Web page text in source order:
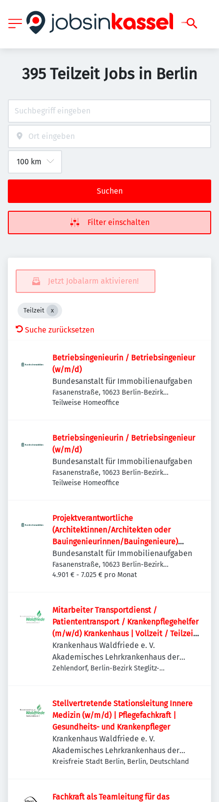
395 Teilzeit Jobs in Berlin
Suchen
Filter einschalten
Jetzt Jobalarm aktivieren!
Teilzeit
Suche zurücksetzen
Betriebsingenieurin / Betriebsingenieur
(w/m/d)
Bundesanstalt für Immobilienaufgaben
Fasanenstraße, 10623 Berlin-Bezirk
Charlottenburg-Wilmersdorf, Deutschland
Teilweise Homeoffice
Betriebsingenieurin / Betriebsingenieur
(w/m/d)
Bundesanstalt für Immobilienaufgaben
Fasanenstraße, 10623 Berlin-Bezirk
Charlottenburg-Wilmersdorf, Deutschland
Teilweise Homeoffice
Projektverantwortliche
(Architektinnen/Architekten oder
Bauingenieurinnen/Bauingenieure)
(w/m/d)
Bundesanstalt für Immobilienaufgaben
Fasanenstraße, 10623 Berlin-Bezirk
Charlottenburg-Wilmersdorf, Deutschland
4.901 € - 7.025 € pro Monat
Mitarbeiter Transportdienst /
Patiententransport / Krankenpflegehelfer
(m/w/d) Krankenhaus | Vollzeit / Teilzeit
möglich
Krankenhaus Waldfriede e. V.
Akademisches Lehrkrankenhaus der
Charité
Zehlendorf, Berlin-Bezirk Steglitz-
Stellvertretende Stationsleitung Innere
Medizin (w/m/d) | Pflegefachkraft |
Gesundheits- und Krankenpfleger
Krankenhaus Waldfriede e. V.
Akademisches Lehrkrankenhaus der
Charité
Kreisfreie Stadt Berlin, Berlin, Deutschland
Fachkraft als Teamleitung für das